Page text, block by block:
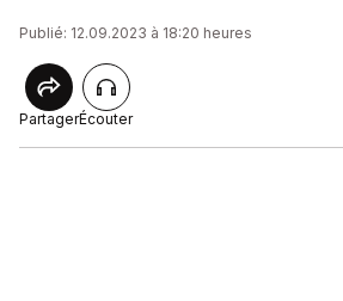
Publié: 12.09.2023 à 18:20 heures
PartagerÉcouter